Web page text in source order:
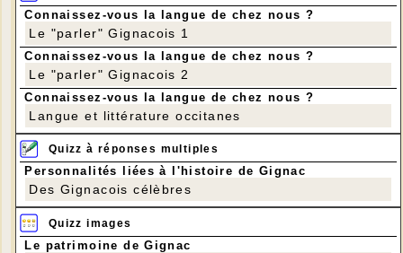
Il semble que les enfants soient les mêmes, avec
les mêmes vêtements, que ceux que l'on voit sur
cette autre photo prise à la fontaine du Touron en
1943 ? Les deux photos ont les mêmes
caractéristiques (type de papier, encadrement,
même tampon au verso). Les deux photos ont sans
doute été faites le même jour.
Connaissez-vous la langue de chez nous ?
Le "parler" Gignacois 1
Connaissez-vous la langue de chez nous ?
Le "parler" Gignacois 2
Connaissez-vous la langue de chez nous ?
Langue et littérature occitanes
Quizz à réponses multiples
Personnalités liées à l'histoire de Gignac
Des Gignacois célèbres
Quizz images
Le patrimoine de Gignac